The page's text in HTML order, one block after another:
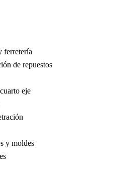
ferretería
de repuestos
eje
y moldes